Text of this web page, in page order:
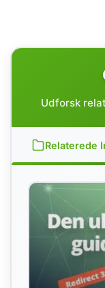
Udforsk
Relaterede